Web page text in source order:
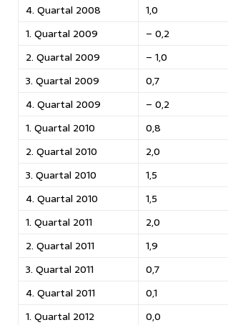
4. Quartal 2008
1,0
1. Quartal 2009
– 0,2
2. Quartal 2009
– 1,0
3. Quartal 2009
0,7
4. Quartal 2009
– 0,2
1. Quartal 2010
0,8
2. Quartal 2010
2,0
3. Quartal 2010
1,5
4. Quartal 2010
1,5
1. Quartal 2011
2,0
2. Quartal 2011
1,9
3. Quartal 2011
0,7
4. Quartal 2011
0,1
1. Quartal 2012
0,0